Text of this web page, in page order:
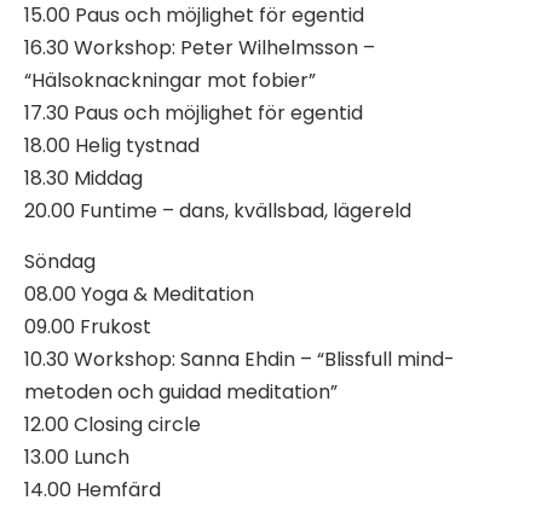
15.00 Paus och möjlighet för egentid
16.30 Workshop: Peter Wilhelmsson –
“Hälsoknackningar mot fobier”
17.30 Paus och möjlighet för egentid
18.00 Helig tystnad
18.30 Middag
20.00 Funtime – dans, kvällsbad, lägereld
Söndag
08.00 Yoga & Meditation
09.00 Frukost
10.30 Workshop: Sanna Ehdin – “Blissfull mind-
metoden och guidad meditation”
12.00 Closing circle
13.00 Lunch
14.00 Hemfärd